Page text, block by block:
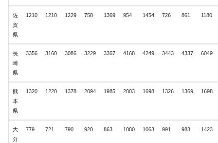
佐
賀
県
1210 1210 1229 758 1369 954 1454 726 861 1180
長
崎
県
3356 3160 3086 3229 3367 4168 4249 3443 4337 6049
熊
本
県
1320 1220 1378 2094 1985 2003 1698 1326 1369 1698
大
分
779 721 790 920 863 1080 1063 991 983 1423